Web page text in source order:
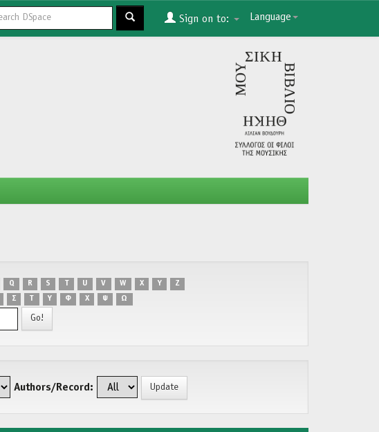
Language
Sign on to:
Q R S T U V W X Y
Z
Σ Τ Υ Φ Χ Ψ Ω
Authors/Record: